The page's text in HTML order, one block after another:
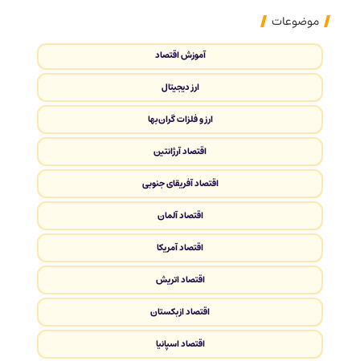
موضوعات
آموزش اقتصاد
ارز دیجیتال
ارز و فلزات گران‌بها
اقتصاد آرژانتین
اقتصاد آفریقای جنوبی
اقتصاد آلمان
اقتصاد آمریکا
اقتصاد اتریش
اقتصاد ازبکستان
اقتصاد اسپانیا